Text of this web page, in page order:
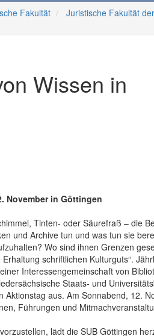
Fakultät Juristische Fakultät
Wissen in
November in Göttingen
Tinten- oder Säurefraß – die
und Archive tun und was tun sie
Wo sind ihnen Grenzen
schriftlichen Kulturguts“.
Interessengemeinschaft von
Staats- und
aus. Am Sonnabend, 12.
Führungen und
lädt die SUB Göttingen